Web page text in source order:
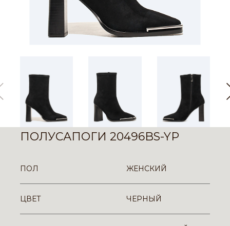
ПОЛУСАПОГИ 20496BS-YP
ПОЛ ЖЕНСКИЙ
ЦВЕТ ЧЕРНЫЙ